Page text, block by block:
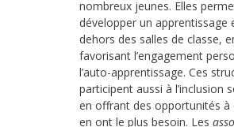
nombreux jeunes. Elles
développer un apprentissage
dehors des salles de classe,
favorisant l’engagement
l’auto-apprentissage. Ces
participent aussi à l’inclusion
en offrant des opportunités à
en ont le plus besoin. Les